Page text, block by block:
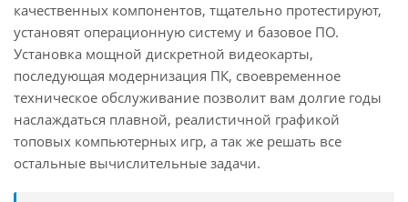
качественных компонентов, тщательно протестируют,
установят операционную систему и базовое ПО.
Установка мощной дискретной видеокарты,
последующая модернизация ПК, своевременное
техническое обслуживание позволит вам долгие годы
наслаждаться плавной, реалистичной графикой
топовых компьютерных игр, а так же решать все
остальные вычислительные задачи.